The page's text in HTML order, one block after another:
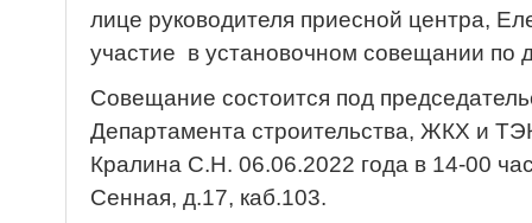
лице руководителя приесной центра,
участие в установочном совещании по
Совещание состоится под
Департамента строительства, ЖКХ и
Кралина С.Н. 06.06.2022 года в 14-00
Сенная, д.17, каб.103.